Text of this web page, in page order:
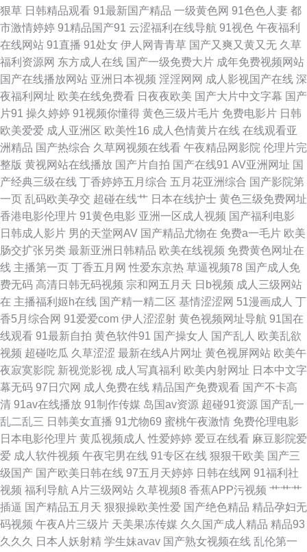
欧美性爱 海角社区熟女 高清打炮视频 91TV首页 91麻豆天美传媒在线 91豆
花影院 草莓福利导航 不卡av网 AV日韩另类 国产av深夜福利 超碰人人草尻
屁 成人网站在线看 九九午夜成人剧场 欧美性爱网址 日韩网址入口 欧美日韩
成人国产 日本丁香五月 色久悠悠官方 青青草一起艹 欧美日韩国产中文另类
91V在线 91另类色图 91视频99视频 91黄色视频清高 91n在线网页免费 亚洲
网站黄 91shiping在线 91Ncom黄 亚洲黄色在线视频 91猫先生81部合集 91
在线公开视频 91色综合 91黄色仓库 av首页在线 91熊猫在线 国产精品日本
免费 桃色影院 少妇精品一区二区三区 91免费看视频 91熊猫传媒成人 成人涩
在线 wwwsesecom 91足交网 九九青青草国内 先锋影音一本道 91自产精品
国 色香蕉欧美导航 麻豆久久一二三区 91桃色国产探花 无码一一二一 91视频
福利 久荜中文字摹 先锋音影 超碰91资源网站 日韩黑丝伊人久久 91福利视频
17 欧美性交A∨ 91偷拍网海角社区 欧美AA 91豆花网页电脑版 欧美久久噜噜
射 成人夜视频久久 肏屄视频看看 91传媒官网在线观看 91高清图片在线观看
视频 污导航福利 东方AV在线国内自拍 亚欧AV 国产第二页 91色色影院 日韩
有骂码中文字幕 成人午夜福利视频 a级午夜片 亚洲一本在线 日韩无码久久人
妻观看 91午夜福利丝袜视频 欧美色中色色中色 91色蝌蚪 色婷婷激情 www
狠草 日韩精品观看 91最新国产精品 一级黄色网 91色色人妻 都
市激情婷婷 91精品国产91 云涩福利在线导航 91视色 午夜福利
在线网站 91直播 91处女 伊人网青青草 国产又爽又黄又无 久草
福利资源网 东方成人在线 国产一级免费大片 成年免费视频网站
国产在线播放网站 亚洲日本视频 淫淫网网 成人影视国产在线 深
夜福利网址 欧美在线免费看 日夜夜欧美 国产大片中文字幕 国产
片91 操久婷婷 91视频你懂得 黄色三级片毛片 免费电影片 日韩
欧美爱爱 成人亚洲区 欧美性16 成人色情黄片在线 在线观看亚
洲精品 国产热综合 久草网视频在线看 午夜精品网影院 伦理片完
整版 黄视网站在线播放 国产片自拍 国产在线91 AV亚洲网址 国
产经典三级在线 丁香婷婷五月综合 五月花亚洲综合 国产影院第
一页 乱码欧美孕交 超碰在线艹 日本在线护士 黄色三级免费网址
香港电影伦理片 91黄色电影 亚洲一区成人视频 国产福利电影
日韩成人影片 男的天堂网AV 国产精品尤物在 免费a一毛片 欧美
肠交扩张另类 最新亚洲日韩精品 欧美在线视频 免费黄色网址在
线 主播第一页 丁香五月网 性爱东京热 草逼视频78 国产成人免
费无码 高清日韩无码视频 宗和网五月天 日b视频 成人三级网站
在 主播福利姬h在线 国产精一精二区 基情涩涩网 51漫画成人 丁
香5月综合网 91爱爱com 伊人涩涩射 黄色视频网址导航 91国在
线观看 91最新自拍 黄色软件91 国产操女人 国产乱人 欧美乱欲
视频 超碰吃瓜 久草涩涩 最新在线A片网址 黄色视屏网站 欧美午
夜寂寞影院 新视觉影视 成人写真福利 欧美内射网址 日本中文字
幕无码 97日穴网 成人免费在线 精品国产免费观看 国产不卡高
清 91av在线播放 91制作传媒 岛国av资源 超碰91资源 国产乱一
乱二乱三 日韩美女直播 91尤物69 蜜桃午夜激情 免费伦理电影
日本电影伦理片 黄瓜视频成人 性爱婷婷 爱豆在线看 麻豆影院爱
爱 成人软件视频 午夜宅男在线 91专区在线 狠狠干欧美 国产三
级国产 国产欧美日韩在线 97五月天婷婷 日韩在线网 91福利社
视频 福利导航 A片三级网站 久草视频8 香蕉APP污视频 艹艹艹
插逼 国产精品五月天 狠狠操欧美性爱 国产绝色精品 精品孕妇无
码视频 午夜A片三级片 天美果冻传媒 久久国产成人精品 精品93
久久久
日本人妖射精 学生妹avav 国产熟女视频在线 乱伦第一